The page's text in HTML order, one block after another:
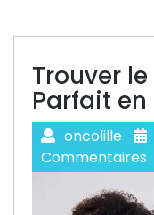
Trouver
Parfait en
oncolille
Commentaires